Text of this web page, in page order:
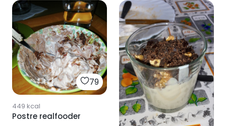
79
449 kcal
Postre realfooder